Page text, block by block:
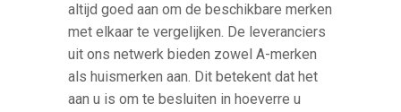
altijd goed aan om de beschikbare merken
met elkaar te vergelijken. De leveranciers
uit ons netwerk bieden zowel A-merken
als huismerken aan. Dit betekent dat het
aan u is om te besluiten in hoeverre u